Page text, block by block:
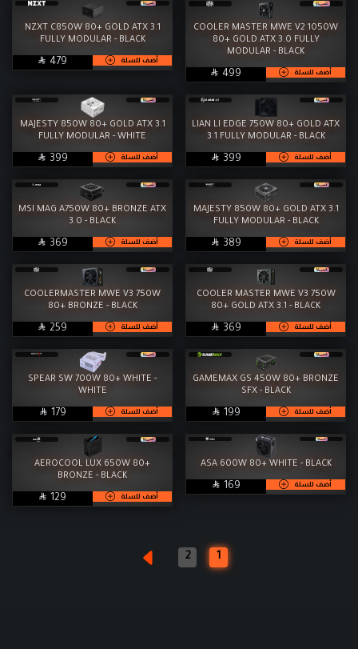
COOLER MASTER MWE V2 1050W
80+ GOLD ATX 3.0 FULLY
MODULAR - BLACK
أضف للسلة  SAR
499
NZXT C850W 80+ GOLD ATX 3.1
FULLY MODULAR - BLACK
أضف للسلة  SAR
479
LIAN LI EDGE 750W 80+ GOLD ATX
3.1 FULLY MODULAR - BLACK
أضف للسلة  SAR
399
MAJESTY 850W 80+ GOLD ATX 3.1
FULLY MODULAR - WHITE
أضف للسلة  SAR
399
MAJESTY 850W 80+ GOLD ATX 3.1
FULLY MODULAR - BLACK
أضف للسلة  SAR
389
MSI MAG A750W 80+ BRONZE ATX
3.0 - BLACK
أضف للسلة  SAR
369
COOLER MASTER MWE V3 750W
80+ GOLD ATX 3.1 - BLACK
أضف للسلة  SAR
369
COOLERMASTER MWE V3 750W
80+ BRONZE - BLACK
أضف للسلة  SAR
259
GAMEMAX GS 450W 80+ BRONZE
SFX - BLACK
أضف للسلة  SAR
199
SPEAR SW 700W 80+ WHITE -
WHITE
أضف للسلة  SAR
179
ASA 600W 80+ WHITE - BLACK
أضف للسلة  SAR
169
AEROCOOL LUX 650W 80+
BRONZE - BLACK
أضف للسلة  SAR
129
1
2